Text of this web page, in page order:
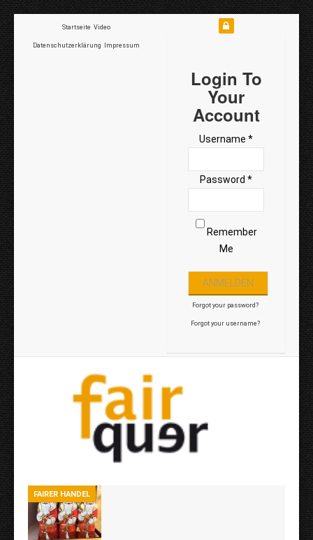
Startseite Video
Datenschutzerklärung Impressum
Login To
Your
Account
Username *
Password *
Remember
Me
Forgot your password?
Forgot your username?
FAIRER HANDEL